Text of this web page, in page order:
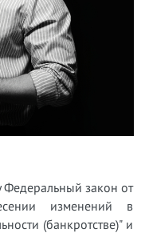
Федеральный закон от
изменений в
(банкротстве)" и